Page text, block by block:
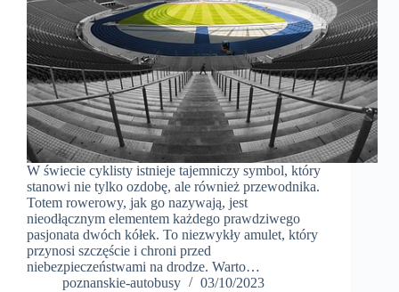
W świecie cyklisty istnieje tajemniczy symbol, który
stanowi nie tylko ozdobę, ale również przewodnika.
Totem rowerowy, jak go nazywają, jest
nieodłącznym elementem każdego prawdziwego
pasjonata dwóch kółek. To niezwykły amulet, który
przynosi szczęście i chroni przed
niebezpieczeństwami na drodze. Warto…
poznanskie-autobusy
03/10/2023